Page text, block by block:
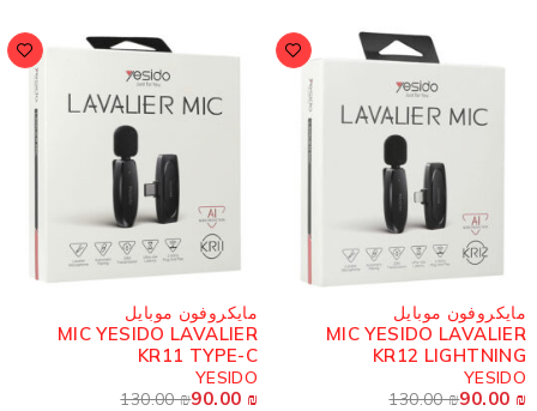
مايكروفون موبايل
MIC YESIDO LAVALIER
KR12 LIGHTNING
YESIDO
130.00₪90.00
مايكروفون موبايل
MIC YESIDO LAVALIER
KR11 TYPE-C
YESIDO
130.00₪90.00